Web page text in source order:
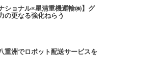
ショナル×星清重機運輸㈱】グ
の更なる強化ねらう
重洲でロボット配送サービスを